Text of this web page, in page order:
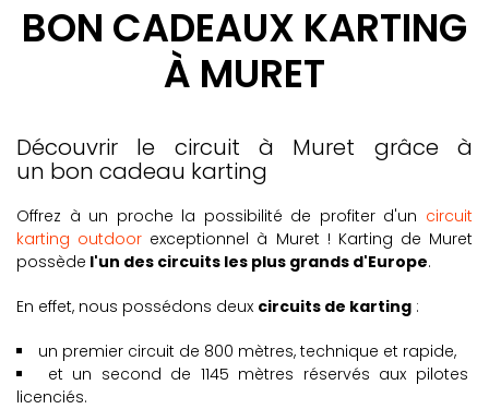
BON CADEAUX KARTING
À MURET
Découvrir le circuit à Muret grâce à
un bon cadeau karting
Offrez à un proche la possibilité de profiter d'un circuit
karting outdoor exceptionnel à Muret ! Karting de Muret
possède l'un des circuits les plus grands d'Europe.
En effet, nous possédons deux circuits de karting :
un premier circuit de 800 mètres, technique et rapide,
et un second de 1145 mètres réservés aux pilotes
licenciés.